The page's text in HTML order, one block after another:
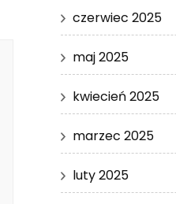
czerwiec 2025
maj 2025
kwiecień 2025
marzec 2025
luty 2025